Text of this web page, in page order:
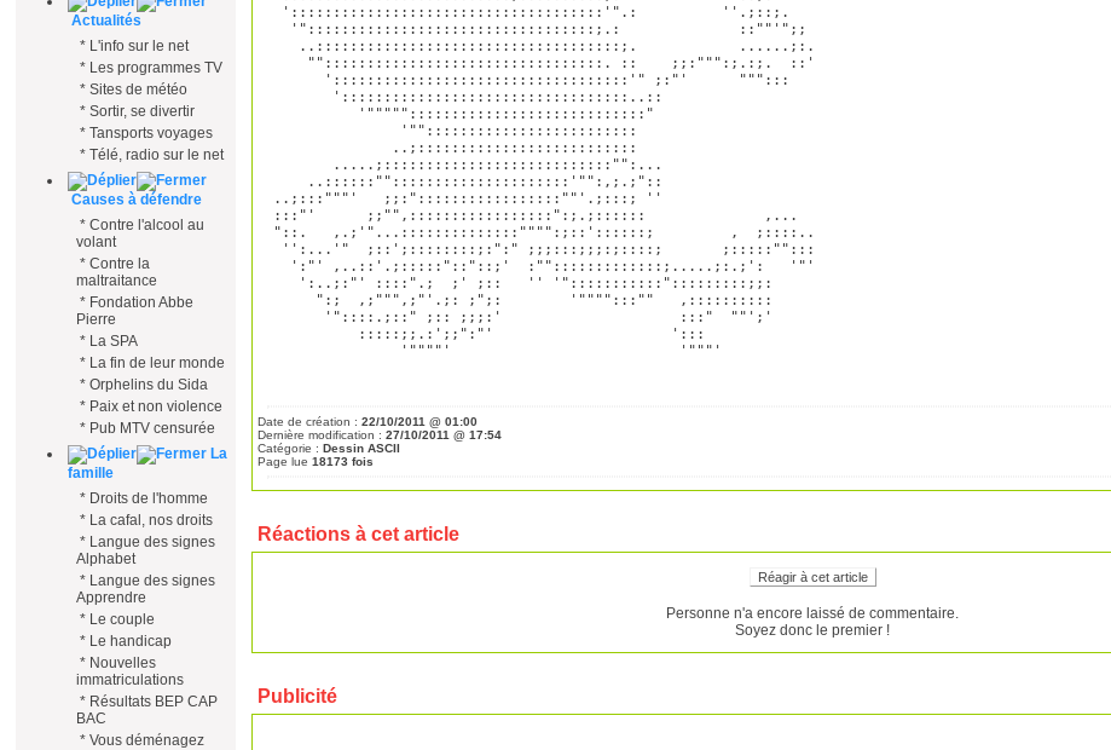
Actualités
* L'info sur le net
* Les programmes TV
* Sites de météo
* Sortir, se divertir
* Tansports voyages
* Télé, radio sur le net
Causes à défendre
* Contre l'alcool au
volant
* Contre la
maltraitance
* Fondation Abbe
Pierre
* La SPA
* La fin de leur monde
* Orphelins du Sida
* Paix et non violence
* Pub MTV censurée
La
famille
* Droits de l'homme
* La cafal, nos droits
* Langue des signes
Alphabet
* Langue des signes
Apprendre
* Le couple
* Le handicap
* Nouvelles
immatriculations
* Résultats BEP CAP
BAC
* Vous déménagez
  ':::::::::::::::::::::::::::::::::::::'".:          ''.;::;.
   '"::::::::::::::::::::::::::::::::::;.:              ::""'";;
    ..::::::::::::::::::::::::::::::::::::;.            ......;:.
     "":::::::::::::::::::::::::::::::::. ::    ;;:""":;.:;.  ::'
       ':::::::::::::::::::::::::::::::::::'" ;:"'      """:::
        '::::::::::::::::::::::::::::::::::..::
           '"""""::::::::::::::::::::::::::::"
                '"":::::::::::::::::::::::::
               ..;::::::::::::::::::::::::::
        .....;:::::::::::::::::::::::::::"":...
     ..::::::"":::::::::::::::::::::'"":,;.;"::
..;:::"""'   ;;:":::::::::::::::::""'.;:::; ''
:::"'      ;;"",:::::::::::::::::":;.;::::::              ,...
"::.   ,.;'"...::::::::::::::"""":;::'::::::;         ,  ;::::..
  '':...'"  ;::';::::::::;:":" ;;;:::;;;:;::::;       ;:::::"":::
   ':"' ,..::'.;:::::"::"::;'  :"":::::::::::::;.....;:.;':   '"'
    ':..;:"' ::::".;  ;' ;::   '' '":::::::::::":::::::::;;:
      ":;  ,;""",;"'.;: ;";:        '"""":::""   ,::::::::::
       '"::::.;::" ;:: ;;;:'                     :::"  ""';'
           :::::;;.:';;":"'                     ':::
                '""""'                           '"""'
Date de création : 22/10/2011 @ 01:00
Dernière modification : 27/10/2011 @ 17:54
Catégorie : Dessin ASCII
Page lue 18173 fois
Réactions à cet article
Réagir à cet article
Personne n'a encore laissé de commentaire.
Soyez donc le premier !
Publicité